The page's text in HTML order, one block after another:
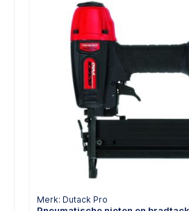
Merk: Dutack Pro